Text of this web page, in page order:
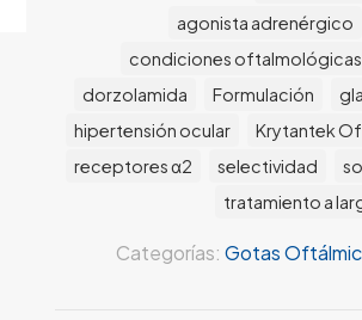
Categorías: Gotas
agonista adrenérgico
condiciones oftalmológicas
dorzolamida
Formulación
hipertensión ocular
Krytantek
receptores α2
selectividad
tratamiento a